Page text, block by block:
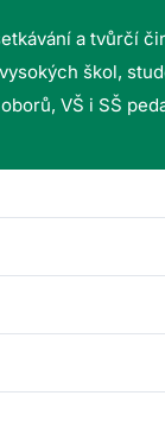
a tvůrčí
škol,
VŠ i SŠ